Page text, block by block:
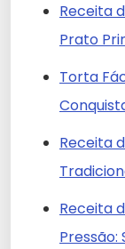
Receita
Prato
Torta
Receita
Receita
Pressão: